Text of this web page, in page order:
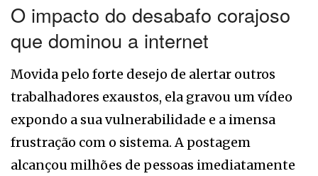
O impacto do desabafo corajoso
que dominou a internet
Movida pelo forte desejo de alertar outros
trabalhadores exaustos, ela gravou um vídeo
expondo a sua vulnerabilidade e a imensa
frustração com o sistema. A postagem
alcançou milhões de pessoas imediatamente